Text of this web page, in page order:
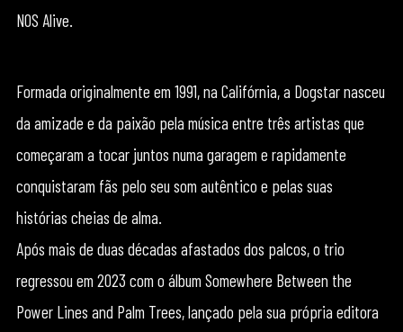
NOS Alive.
Formada originalmente em 1991, na Califórnia, a Dogstar nasceu
da amizade e da paixão pela música entre três artistas que
começaram a tocar juntos numa garagem e rapidamente
conquistaram fãs pelo seu som autêntico e pelas suas
histórias cheias de alma.
Após mais de duas décadas afastados dos palcos, o trio
regressou em 2023 com o álbum Somewhere Between the
Power Lines and Palm Trees, lançado pela sua própria editora